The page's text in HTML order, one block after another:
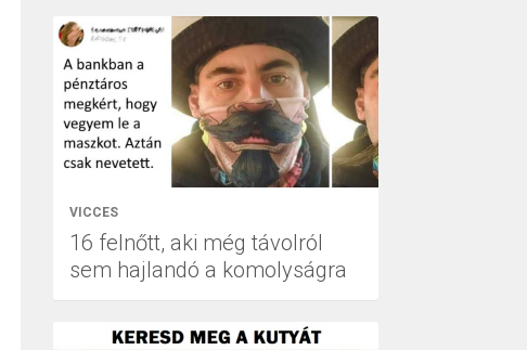
VICCES
16 felnőtt, aki még távolról
sem hajlandó a komolyságra